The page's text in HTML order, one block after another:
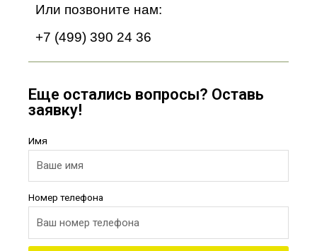
Или позвоните нам:
+7 (499) 390 24 36
Еще остались вопросы? Оставь
заявку!
Имя
Номер телефона